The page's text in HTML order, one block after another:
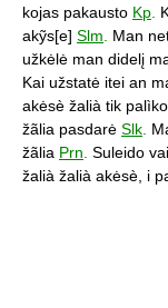
kojas pakausto Kp.
akỹs[e] Slm. Man
užkėlė man didelį
Kai užstatė itei an
akėsè žalià tik palìko
žãlia pasdarė Slk.
žãlia Prn. Suleido
žalià žalià akėsè, i